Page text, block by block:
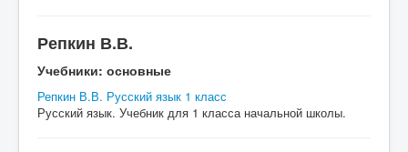
Репкин В.В.
Учебники: основные
Репкин В.В. Русский язык 1 класс
Русский язык. Учебник для 1 класса начальной школы.